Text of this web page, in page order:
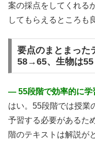
案の採点をしてくれる
してもらえるところも
要点のまとまった
58→65、生物は
― 55段階で効率的に学
はい。55段階では授業
予習する必要があるた
階のテキストは解説が